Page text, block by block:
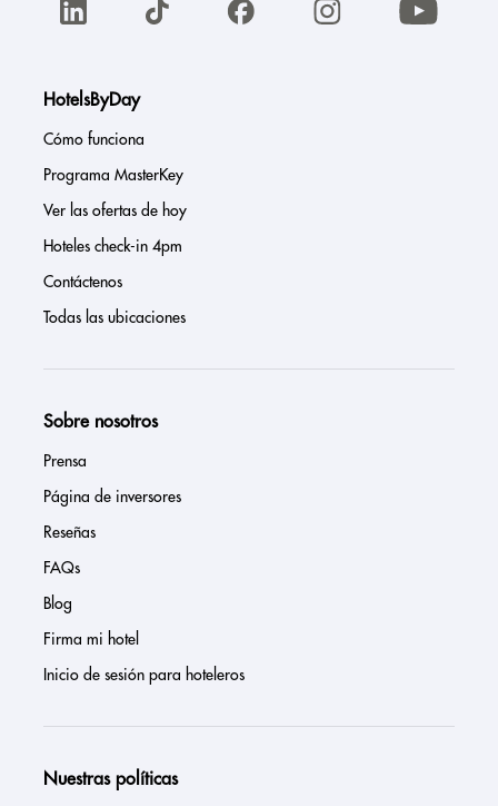
HotelsByDay
Cómo funciona
Programa MasterKey
Ver las ofertas de hoy
Hoteles check-in 4pm
Contáctenos
Todas las ubicaciones
Sobre nosotros
Prensa
Página de inversores
Reseñas
FAQs
Blog
Firma mi hotel
Inicio de sesión para hoteleros
Nuestras políticas